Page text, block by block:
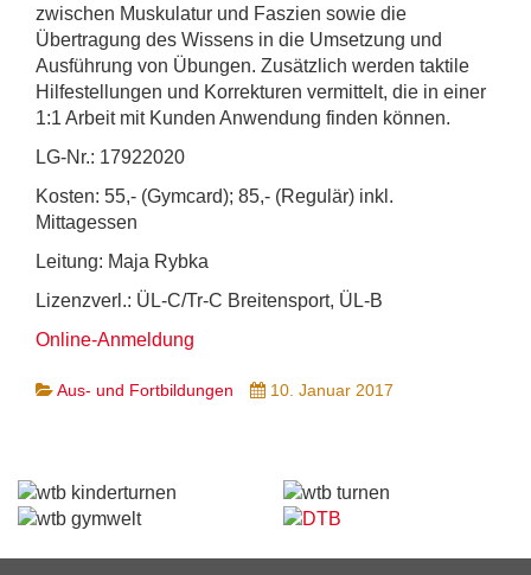
zwischen Muskulatur und Faszien sowie die
Übertragung des Wissens in die Umsetzung und
Ausführung von Übungen. Zusätzlich werden taktile
Hilfestellungen und Korrekturen vermittelt, die in einer
1:1 Arbeit mit Kunden Anwendung finden können.
LG-Nr.: 17922020
Kosten: 55,- (Gymcard); 85,- (Regulär) inkl.
Mittagessen
Leitung: Maja Rybka
Lizenzverl.: ÜL-C/Tr-C Breitensport, ÜL-B
Online-Anmeldung
Aus- und Fortbildungen 10. Januar 2017